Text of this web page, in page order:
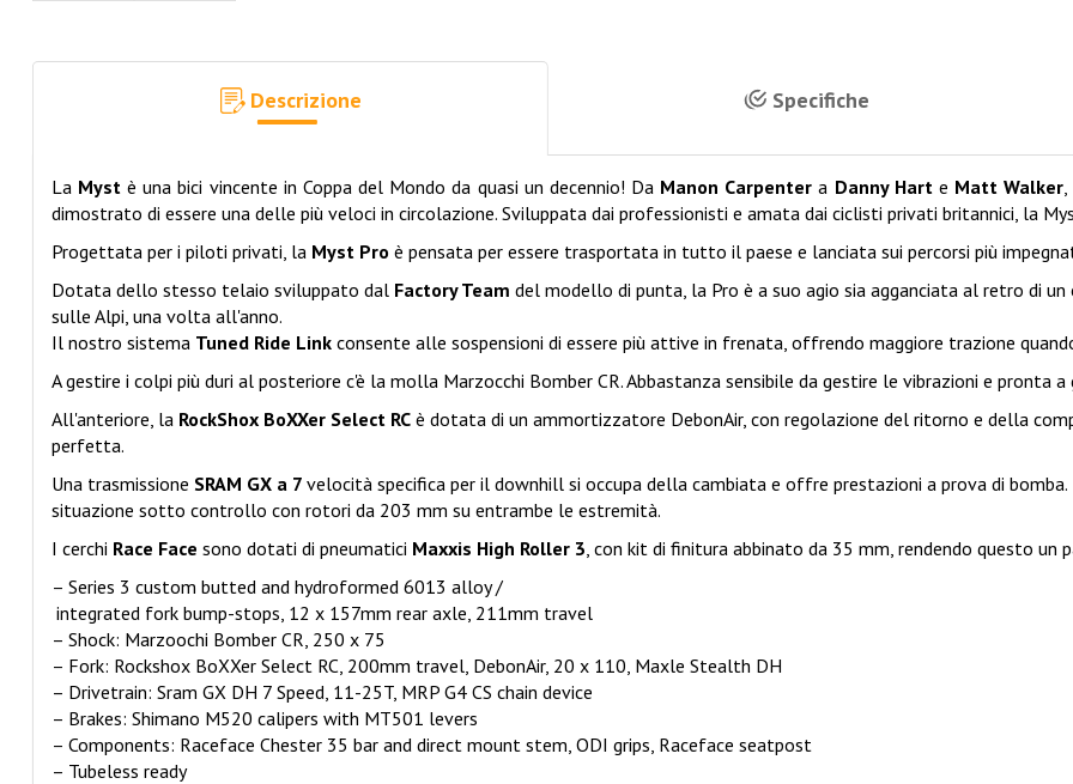
Descrizione Specifiche
La Myst è una bici vincente in Coppa del Mondo da quasi un decennio! Da Manon Carpenter a Danny Hart e Matt Walker
dimostrato di essere una delle più veloci in circolazione. Sviluppata dai professionisti e amata dai ciclisti privati ​​britannici, la
Progettata per i piloti privati, la Myst Pro è pensata per essere trasportata in tutto il paese e lanciata sui percorsi più
Dotata dello stesso telaio sviluppato dal Factory Team del modello di punta, la Pro è a suo agio sia agganciata al retro di
sulle Alpi, una volta all'anno.
Il nostro sistema Tuned Ride Link consente alle sospensioni di essere più attive in frenata, offrendo maggiore trazione
A gestire i colpi più duri al posteriore c'è la molla Marzocchi Bomber CR. Abbastanza sensibile da gestire le vibrazioni e
All'anteriore, la RockShox BoXXer Select RCè dotata di un ammortizzatore DebonAir, con regolazione del ritorno e della
perfetta.
Una trasmissione SRAM GX a 7 velocità specifica per il downhill si occupa della cambiata e offre prestazioni a prova di
situazione sotto controllo con rotori da 203 mm su entrambe le estremità.
I cerchi Race Face sono dotati di pneumatici Maxxis High Roller 3 , con kit di finitura abbinato da 35 mm, rendendo questo
– Series 3 custom butted and hydroformed 6013 alloy /
integrated fork bump-stops, 12 x 157mm rear axle, 211mm travel
– Shock: Marzoochi Bomber CR, 250 x 75
– Fork: Rockshox BoXXer Select RC, 200mm travel, DebonAir, 20 x 110, Maxle Stealth DH
– Drivetrain: Sram GX DH 7 Speed, 11-25T, MRP G4 CS chain device
– Brakes: Shimano M520 calipers with MT501 levers
– Components: Raceface Chester 35 bar and direct mount stem, ODI grips, Raceface seatpost
– Tubeless ready